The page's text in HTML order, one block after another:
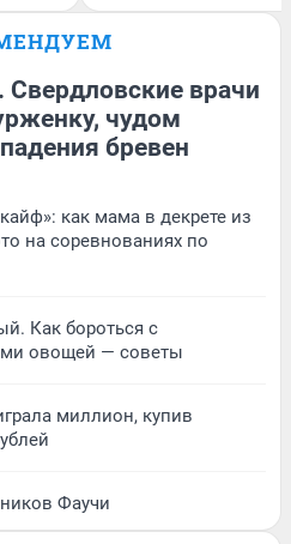
Свердловские врачи
чудом
бревен
как мама в декрете из
на соревнованиях по
Как бороться с
овощей — советы
миллион, купив
Фаучи